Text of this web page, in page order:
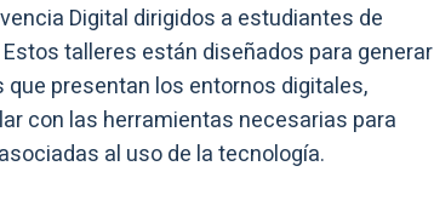
Digital dirigidos a estudiantes de
Estos talleres están diseñados para generar
presentan los entornos digitales,
con las herramientas necesarias para
al uso de la tecnología.